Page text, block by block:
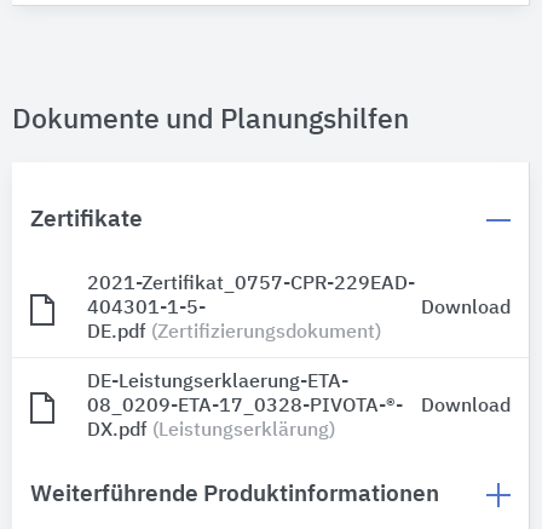
Dokumente und Planungshilfen
Zertifikate
2021-Zertifikat_0757-CPR-229EAD-
404301-1-5-
DE.pdf (Zertifizierungsdokument)
Download
DE-Leistungserklaerung-ETA-
08_0209-ETA-17_0328-PIVOTA-®-
DX.pdf (Leistungserklärung)
Download
Weiterführende Produktinformationen